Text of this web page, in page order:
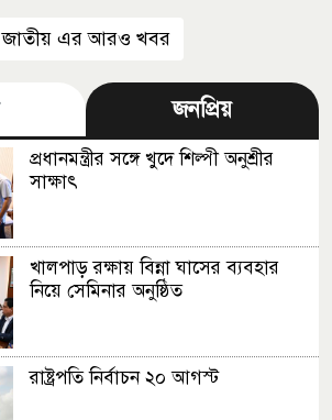
জাতীয় এর আরও খবর
জনপ্রিয়
প্রধানমন্ত্রীর সঙ্গে খুদে শিল্পী অনুশ্রীর
সাক্ষাৎ
খালপাড় রক্ষায় বিন্না ঘাসের ব্যবহার
নিয়ে সেমিনার অনুষ্ঠিত
রাষ্ট্রপতি নির্বাচন ২০ আগস্ট